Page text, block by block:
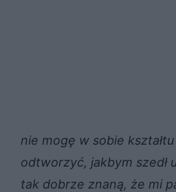
nie mogę w sobie kształtu
odtworzyć, jakbym szedł
tak dobrze znaną, że mi